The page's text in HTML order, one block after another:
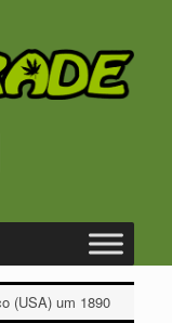
(USA) um 1890